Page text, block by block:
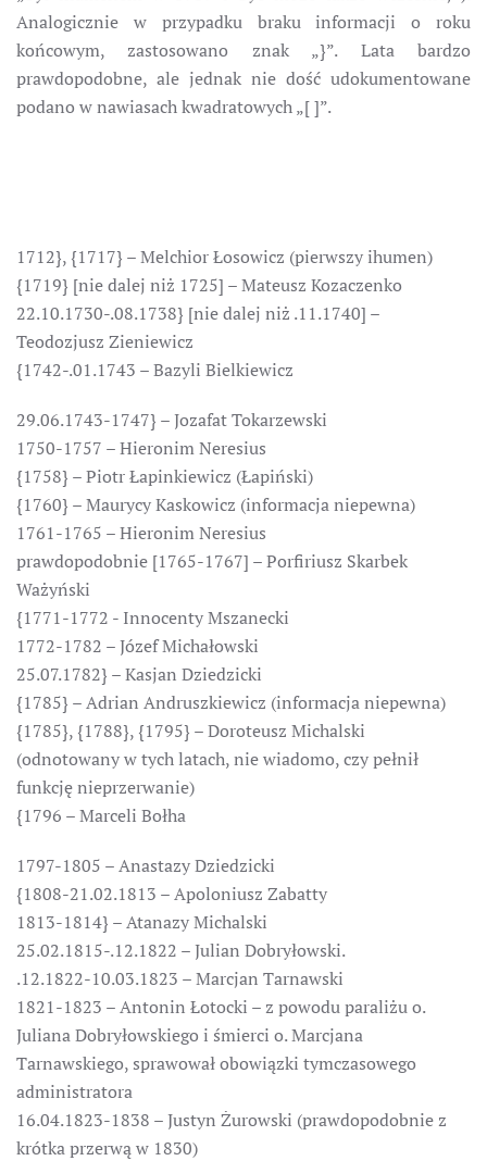
Analogicznie w przypadku braku informacji o roku
końcowym, zastosowano znak „}”. Lata bardzo
prawdopodobne, ale jednak nie dość udokumentowane
podano w nawiasach kwadratowych „[ ]”.
1712}, {1717} – Melchior Łosowicz (pierwszy ihumen)
{1719} [nie dalej niż 1725] – Mateusz Kozaczenko
22.10.1730-.08.1738} [nie dalej niż .11.1740] –
Teodozjusz Zieniewicz
{1742-.01.1743 – Bazyli Bielkiewicz
29.06.1743-1747} – Jozafat Tokarzewski
1750-1757 – Hieronim Neresius
{1758} – Piotr Łapinkiewicz (Łapiński)
{1760} – Maurycy Kaskowicz (informacja niepewna)
1761-1765 – Hieronim Neresius
prawdopodobnie [1765-1767] – Porfiriusz Skarbek
Ważyński
{1771-1772 - Innocenty Mszanecki
1772-1782 – Józef Michałowski
25.07.1782} – Kasjan Dziedzicki
{1785} – Adrian Andruszkiewicz (informacja niepewna)
{1785}, {1788}, {1795} – Doroteusz Michalski
(odnotowany w tych latach, nie wiadomo, czy pełnił
funkcję nieprzerwanie)
{1796 – Marceli Bołha
1797-1805 – Anastazy Dziedzicki
{1808-21.02.1813 – Apoloniusz Zabatty
1813-1814} – Atanazy Michalski
25.02.1815-.12.1822 – Julian Dobryłowski.
.12.1822-10.03.1823 – Marcjan Tarnawski
1821-1823 – Antonin Łotocki – z powodu paraliżu o.
Juliana Dobryłowskiego i śmierci o. Marcjana
Tarnawskiego, sprawował obowiązki tymczasowego
administratora
16.04.1823-1838 – Justyn Żurowski (prawdopodobnie z
krótka przerwą w 1830)